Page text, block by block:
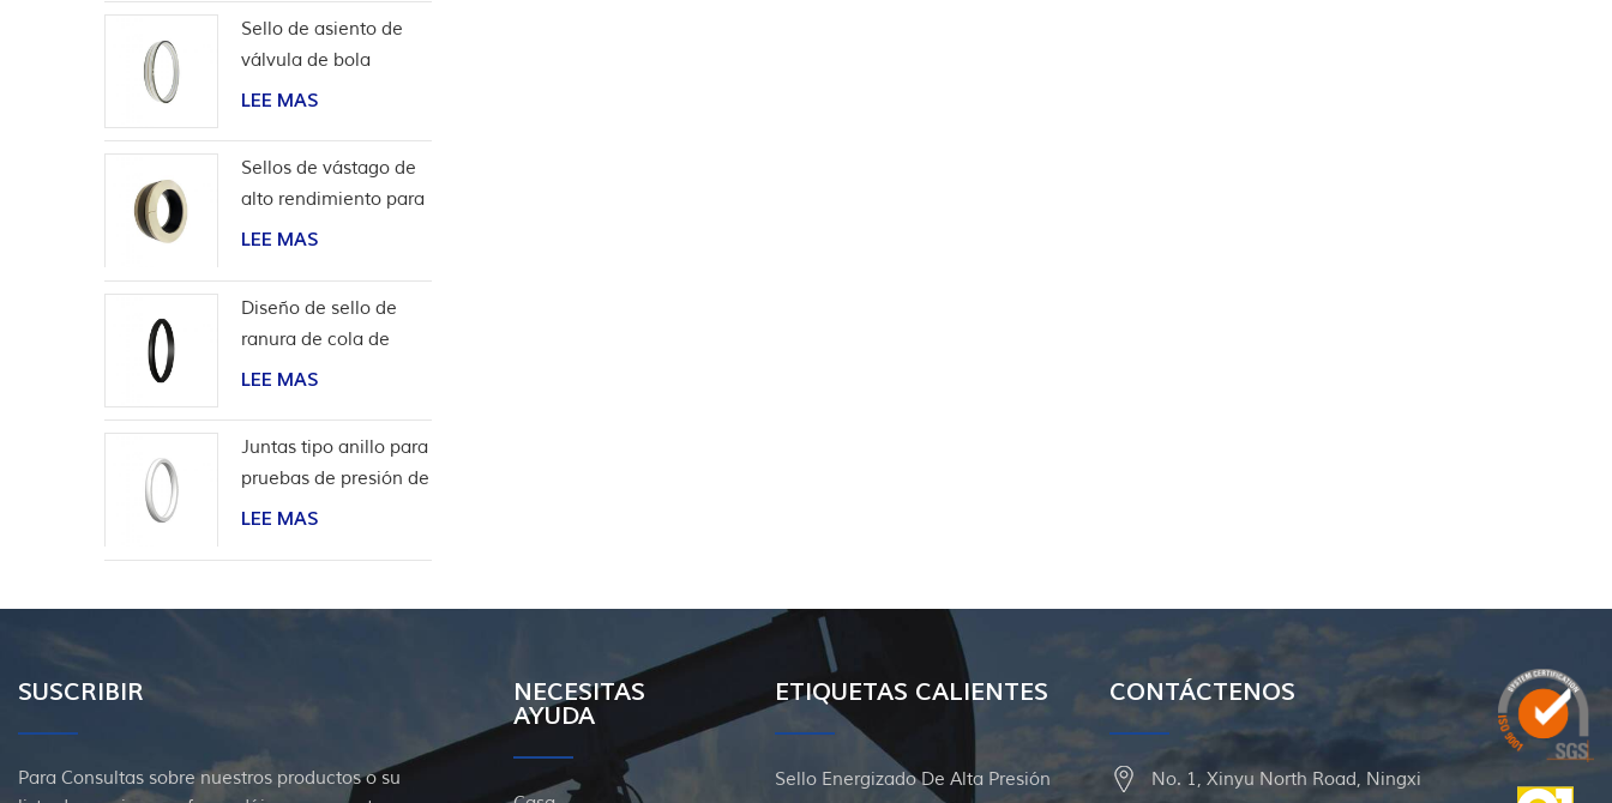
Sello de asiento de
válvula de bola
bidireccional de alta
LEE MAS
Sellos de vástago de
alto rendimiento para
aplicaciones de
LEE MAS
Diseño de sello de
ranura de cola de
milano para
LEE MAS
Juntas tipo anillo para
pruebas de presión de
válvulas
LEE MAS
SUSCRIBIR
Para Consultas sobre nuestros productos o su
NECESITAS
AYUDA
ETIQUETAS CALIENTES
Sello Energizado De Alta Presión
CONTÁCTENOS
No. 1, Xinyu North Road, Ningxi